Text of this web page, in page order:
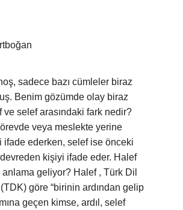
sadece bazı cümleler biraz
Benim gözümde olay biraz
ve selef arasındaki fark nedir?
veya meslekte yerine
ifade ederken, selef ise önceki
kişiyi ifade eder. Halef
geliyor? Halef , Türk Dil
göre “birinin ardından gelip
geçen kimse, ardıl, selef